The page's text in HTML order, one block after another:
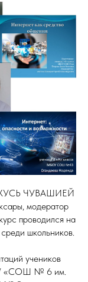
ЧУВАШИЕЙ
модератор
проводился на
школьников.
учеников
«СОШ № 6 им.